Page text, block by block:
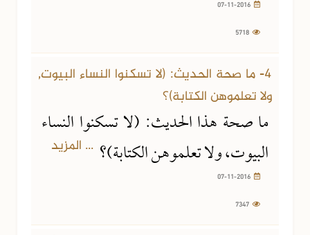
4- ما صحة الحديث: (لا تسكنوا النساء البيوت,
ولا تعلموهن الكتابة)؟
ما صحة هذا الحديث: (لا تسكنوا النساء
البيوت، ولا تعلموهن الكتابة)؟ ... المزيد